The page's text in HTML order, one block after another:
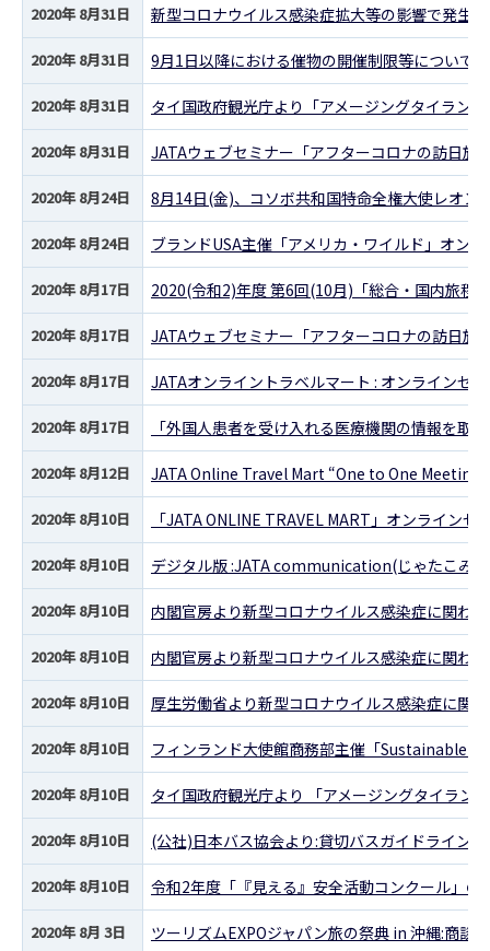
2020年 8月31日 新型コロナウイルス感染症拡大等の影響で発生
2020年 8月31日 9月1日以降における催物の開催制限等について
2020年 8月31日 タイ国政府観光庁より「アメージングタイラン
2020年 8月31日 JATAウェブセミナー「アフターコロナの訪日旅
2020年 8月24日 8月14日(金)、コソボ共和国特命全権大使レオン
2020年 8月24日 ブランドUSA主催「アメリカ・ワイルド」オン
2020年 8月17日 2020(令和2)年度 第6回(10月)「総合・国内旅程
2020年 8月17日 JATAウェブセミナー「アフターコロナの訪日旅
2020年 8月17日 JATAオンライントラベルマート : オンラインセ
2020年 8月17日 「外国人患者を受け入れる医療機関の情報を取
2020年 8月12日 JATA Online Travel Mart “One to One
2020年 8月10日 「JATA ONLINE TRAVEL MART」オンライン
2020年 8月10日 デジタル版 :JATA communication(じゃたこみ)
2020年 8月10日 内閣官房より新型コロナウイルス感染症に関わ
2020年 8月10日 内閣官房より新型コロナウイルス感染症に関わ
2020年 8月10日 厚生労働省より新型コロナウイルス感染症に関
2020年 8月10日 フィンランド大使館商務部主催「Sustainable
2020年 8月10日 タイ国政府観光庁より 「アメージングタイラン
2020年 8月10日 (公社)日本バス協会より:貸切バスガイドライン
2020年 8月10日 令和2年度「『見える』安全活動コンクール」の
2020年 8月 3日 ツーリズムEXPOジャパン旅の祭典 in 沖縄:商談